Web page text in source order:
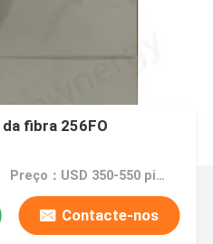
fibra 256FO
Preço：USD 350-550 piece
Contacte-nos